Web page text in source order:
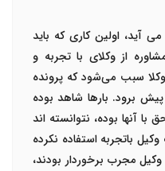
اولین کاری که باید
از وکلای با تجربه و
سبب می‌شود که پرونده
برود. بارها شاهد بوده
با آنها بوده، نتوانسته اند
باتجربه استفاده نکرده
مجرب برخوردار بودند،